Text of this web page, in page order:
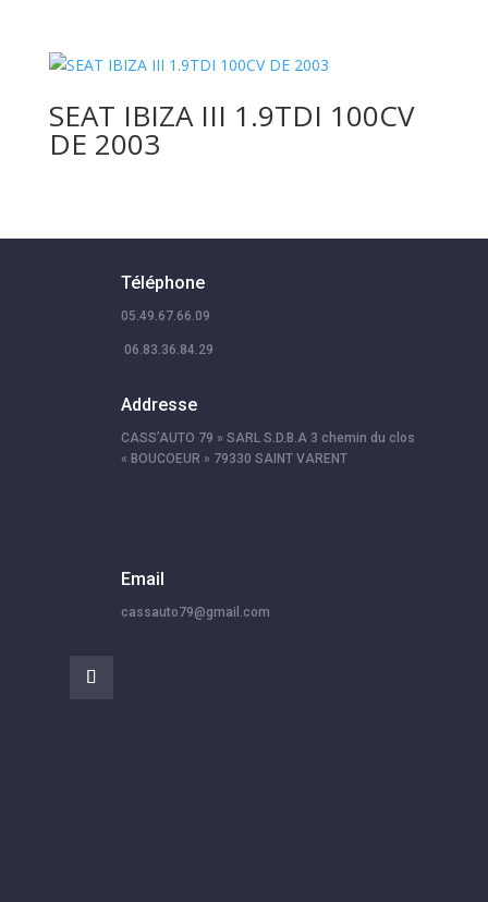
SEAT IBIZA III 1.9TDI 100CV
DE 2003
Téléphone
05.49.67.66.09
06.83.36.84.29
Addresse
CASS’AUTO 79 » SARL S.D.B.A 3 chemin du clos
« BOUCOEUR » 79330 SAINT VARENT
Email
cassauto79@gmail.com